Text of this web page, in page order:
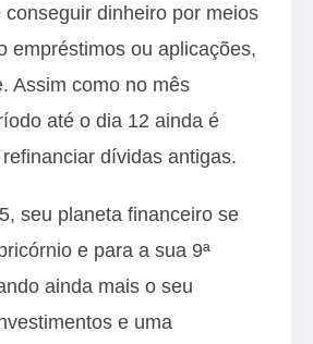
dinheiro por meios
empréstimos ou aplicações,
Assim como no mês
até o dia 12 ainda é
dívidas antigas.
seu planeta financeiro se
e para a sua 9ª
ainda mais o seu
e uma